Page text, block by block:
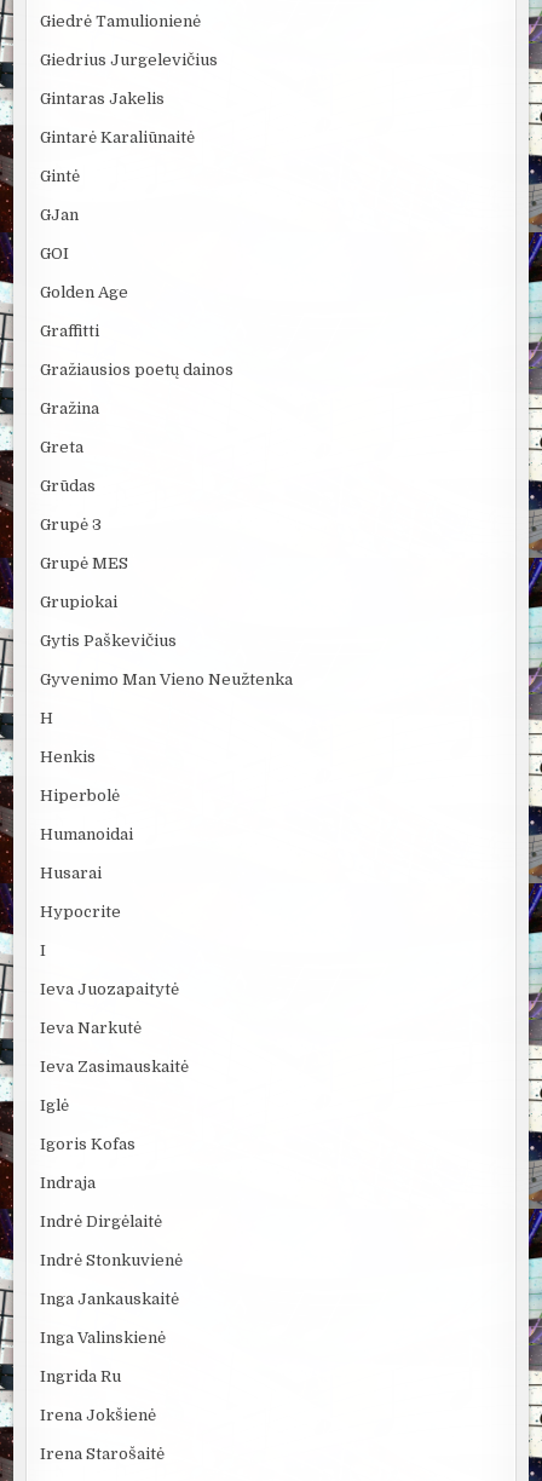
Giedrė Tamulionienė
Giedrius Jurgelevičius
Gintaras Jakelis
Gintarė Karaliūnaitė
Gintė
GJan
GOI
Golden Age
Graffitti
Gražiausios poetų dainos
Gražina
Greta
Grūdas
Grupė 3
Grupė MES
Grupiokai
Gytis Paškevičius
Gyvenimo Man Vieno Neužtenka
H
Henkis
Hiperbolė
Humanoidai
Husarai
Hypocrite
I
Ieva Juozapaitytė
Ieva Narkutė
Ieva Zasimauskaitė
Iglė
Igoris Kofas
Indraja
Indrė Dirgėlaitė
Indrė Stonkuvienė
Inga Jankauskaitė
Inga Valinskienė
Ingrida Ru
Irena Jokšienė
Irena Starošaitė